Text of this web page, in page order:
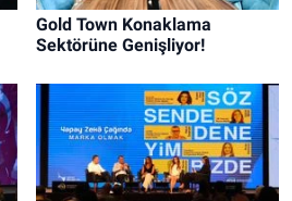
Gold Town Konaklama
Sektörüne Genişliyor!